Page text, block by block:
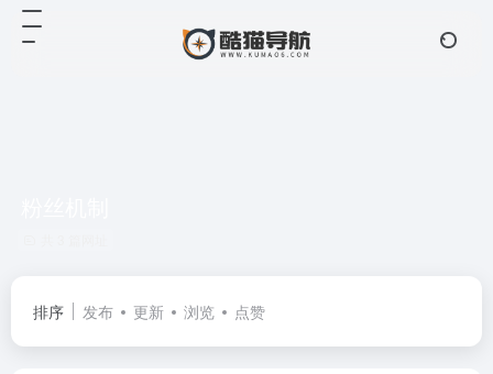
排序 发布 更新 浏览 点赞